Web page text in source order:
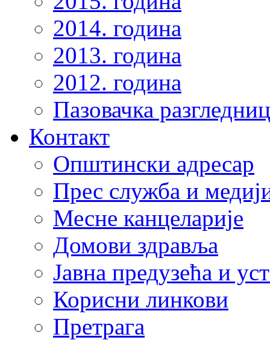
2014. година
2013. година
2012. година
Пазовачка
Контакт
Општински адресар
Прес служба и
Месне канцеларије
Домови здравља
Јавна предузећа и
Корисни линкови
Претрага